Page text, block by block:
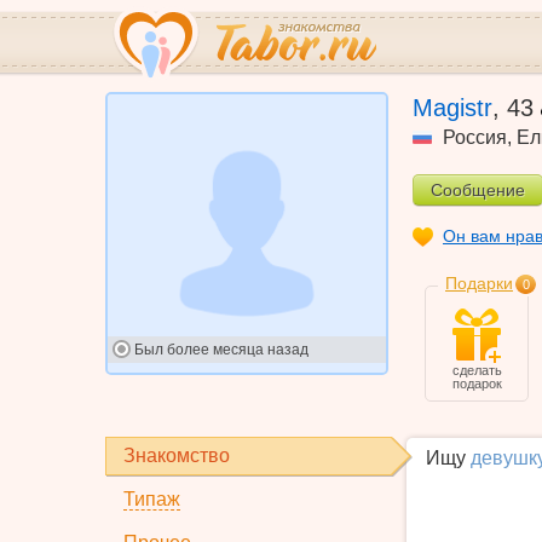
Был более месяца назад
Magistr, 43
Россия,
Сообщение
Он вам
Подарки 0
сделать
подарок
Знакомство
Типаж
Ищу